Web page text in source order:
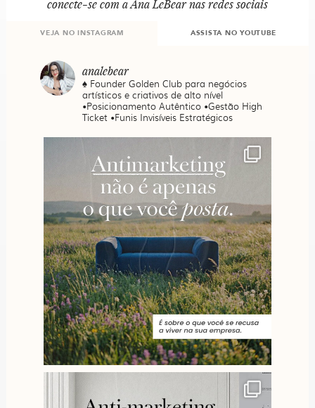
conecte-se com a Ana LeBear nas redes sociais
VEJA NO INSTAGRAM ASSISTA NO YOUTUBE
analebear
♠️ Founder Golden Club para negócios
artísticos e criativos de alto nível
•Posicionamento Autêntico •Gestão High
Ticket •Funis Invisíveis Estratégicos